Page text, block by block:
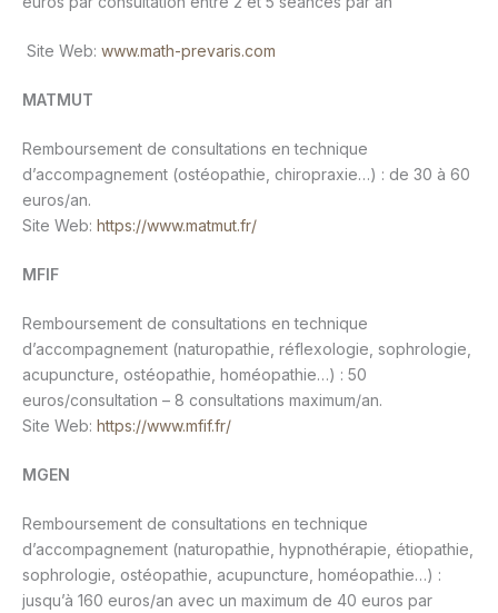
Site Web: www.math-prevaris.com
MATMUT
Remboursement de consultations en technique
d’accompagnement (ostéopathie, chiropraxie…) : de 30 à 60
euros/an.
Site Web: https://www.matmut.fr/
MFIF
Remboursement de consultations en technique
d’accompagnement (naturopathie, réflexologie, sophrologie,
acupuncture, ostéopathie, homéopathie…) : 50
euros/consultation – 8 consultations maximum/an.
Site Web: https://www.mfif.fr/
MGEN
Remboursement de consultations en technique
d’accompagnement (naturopathie, hypnothérapie, étiopathie,
sophrologie, ostéopathie, acupuncture, homéopathie…) :
jusqu’à 160 euros/an avec un maximum de 40 euros par